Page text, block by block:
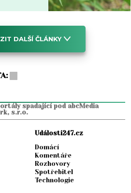
DALŠÍ ČLÁNKY
spadající pod abcMedia
s.r.o.
Události247.cz
Domácí
Komentáře
Rozhovory
Spotřebitel
Technologie